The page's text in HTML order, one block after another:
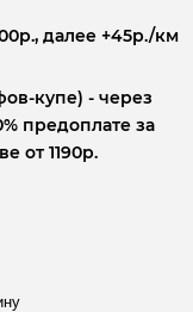
далее +45р./км
купе) - через
предоплате за
от 1190р.